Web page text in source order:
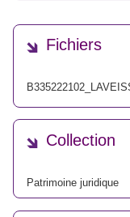
Fichiers
Collection
Patrimoine juridique